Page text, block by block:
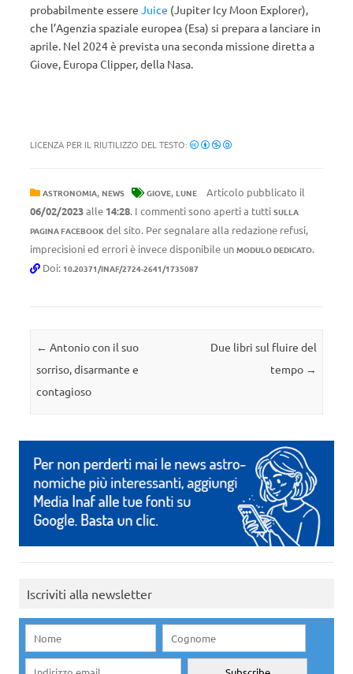
probabilmente essere Juice (Jupiter Icy Moon Explorer),
che l’Agenzia spaziale europea (Esa) si prepara a lanciare in
aprile. Nel 2024 è prevista una seconda missione diretta a
Giove, Europa Clipper, della Nasa.
LICENZA PER IL RIUTILIZZO DEL TESTO:
ASTRONOMIA, NEWS GIOVE, LUNE
Articolo pubblicato il
06/02/2023alle 14:28. I commenti sono aperti a tutti SULLA
PAGINA FACEBOOK del sito. Per segnalare alla redazione refusi,
imprecisioni ed errori è invece disponibile un MODULO DEDICATO.
Doi: 10.20371/INAF/2724-2641/1735087
Navigazione articolo
← Antonio con il suo
sorriso, disarmante e
contagioso
Due libri sul fluire del
tempo →
Iscriviti alla newsletter